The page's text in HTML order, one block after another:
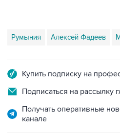
Румыния Алексей Фадеев
Купить подписку на
Подписаться на рассылку
Получать оперативные
канале